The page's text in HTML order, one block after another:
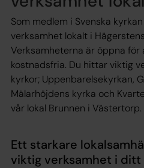
Som medlem i Svenska
verksamhet lokalt i
Verksamheterna är öppna för
kostnadsfria. Du hittar viktig
kyrkor; Uppenbarelsekyrkan,
Mälarhöjdens kyrka och
vår lokal Brunnen i Västertorp.
Ett starkare
viktig verksamhet i ditt